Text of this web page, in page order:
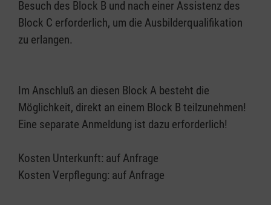
Besuch des Block B und nach einer Assistenz des
Block C erforderlich, um die Ausbilderqualifikation
zu erlangen.
Im Anschluß an diesen Block A besteht die
Möglichkeit, direkt an einem Block B teilzunehmen!
Eine separate Anmeldung ist dazu erforderlich!
Kosten Unterkunft: auf Anfrage
Kosten Verpflegung: auf Anfrage